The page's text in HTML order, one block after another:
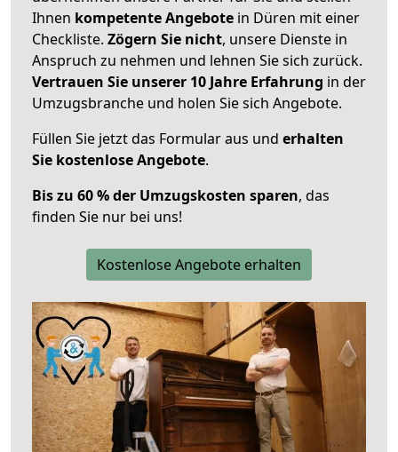
Ihnen kompetente Angebote in Düren mit einer
Checkliste. Zögern Sie nicht, unsere Dienste in
Anspruch zu nehmen und lehnen Sie sich zurück.
Vertrauen Sie unserer 10 Jahre Erfahrung in der
Umzugsbranche und holen Sie sich Angebote.
Füllen Sie jetzt das Formular aus und erhalten
Sie kostenlose Angebote.
Bis zu 60 % der Umzugskosten sparen, das
finden Sie nur bei uns!
Kostenlose Angebote erhalten